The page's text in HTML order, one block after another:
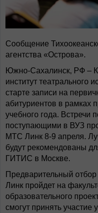
Сообщение
агентства «Острова».
Южно-Сахалинск, РФ –
институт театрального
старте записи на
абитуриентов в рамках
учебного года. Встречи
поступающими в ВУЗ
МТС Линк 8-9 апреля.
будут рекомендованы
ГИТИС в Москве.
Предварительный
Линк пройдет на
образовательного
смогут принять